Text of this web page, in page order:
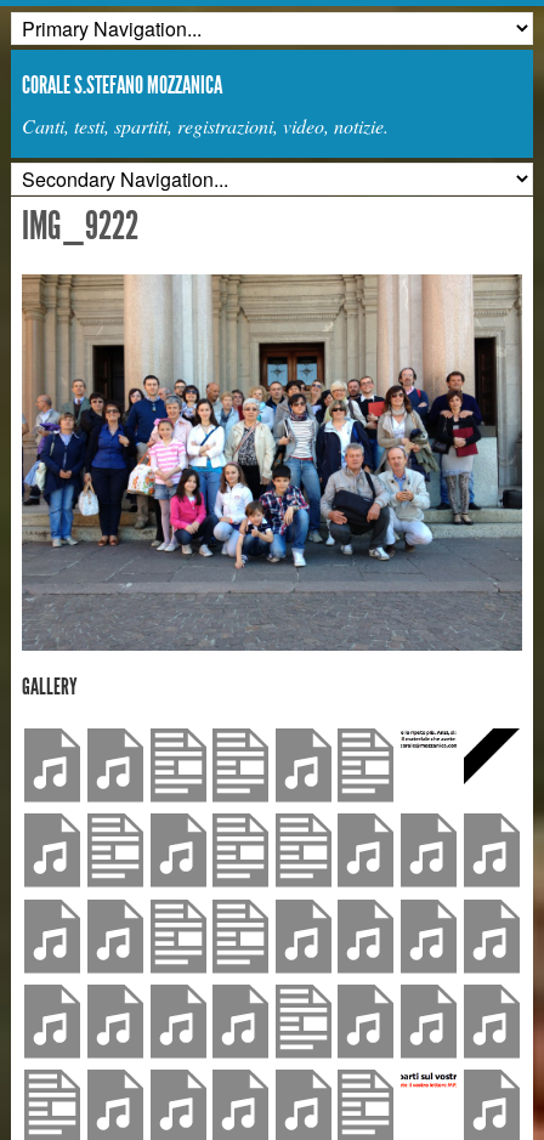
CORALE S.STEFANO MOZZANICA
Canti, testi, spartiti, registrazioni, video, notizie.
IMG_9222
GALLERY